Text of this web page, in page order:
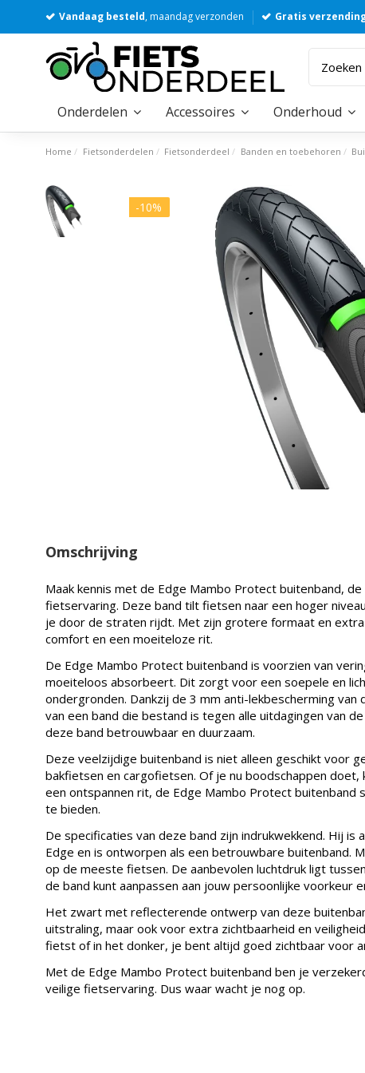
Vandaag besteld, maandag verzonden Gratis
Onderdelen Accessoires Onderhoud
Home Fietsonderdelen Fietsonderdeel Banden en toebehoren
-10%
Omschrijving
Maak kennis met de Edge Mambo Protect buitenband,
fietservaring. Deze band tilt fietsen naar een hoger
je door de straten rijdt. Met zijn grotere formaat en
comfort en een moeiteloze rit.
De Edge Mambo Protect buitenband is voorzien van
moeiteloos absorbeert. Dit zorgt voor een soepele en
ondergronden. Dankzij de 3 mm anti-lekbescherming
van een band die bestand is tegen alle uitdagingen van
deze band betrouwbaar en duurzaam.
Deze veelzijdige buitenband is niet alleen geschikt voor
bakfietsen en cargofietsen. Of je nu boodschappen
een ontspannen rit, de Edge Mambo Protect buitenband
te bieden.
De specificaties van deze band zijn indrukwekkend. Hij
Edge en is ontworpen als een betrouwbare buitenband.
op de meeste fietsen. De aanbevolen luchtdruk ligt
de band kunt aanpassen aan jouw persoonlijke voorkeur
Het zwart met reflecterende ontwerp van deze
uitstraling, maar ook voor extra zichtbaarheid en
fietst of in het donker, je bent altijd goed zichtbaar voor
Met de Edge Mambo Protect buitenband ben je
veilige fietservaring. Dus waar wacht je nog op.